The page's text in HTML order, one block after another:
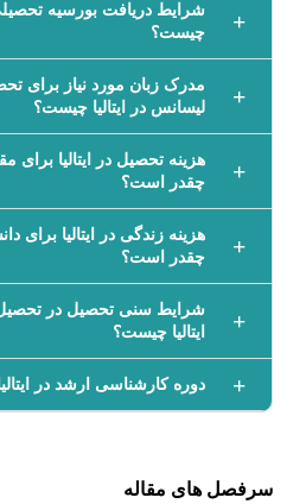
شرایط دریافت بورسیه
چیست؟
مدرک زبان مورد نیاز برای
لیسانس در ایتالیا چیست؟
هزینه تحصیل در ایتالیا
چقدر است؟
هزینه زندگی در ایتالیا برای
چقدر است؟
شرایط سنی تحصیل در
ایتالیا چیست؟
دوره کارشناسی ارشد در
سرفصل های مقاله